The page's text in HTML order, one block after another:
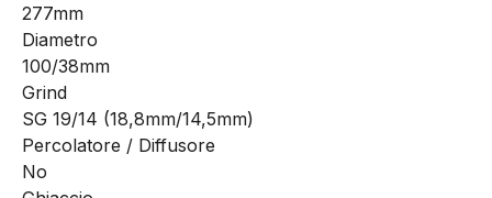
277mm
Diametro
100/38mm
Grind
SG 19/14 (18,8mm/14,5mm)
Percolatore / Diffusore
No